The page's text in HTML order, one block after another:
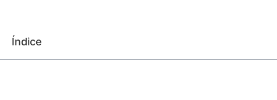
Índice